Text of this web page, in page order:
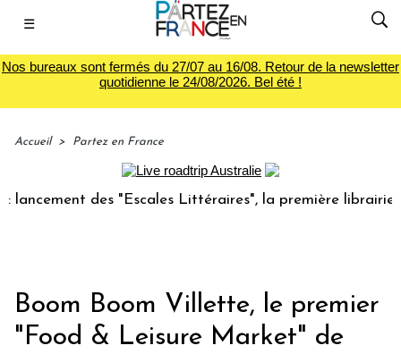
☰
Nos bureaux sont fermés du 27/07 au 16/08. Retour de la newsletter
quotidienne le 24/08/2026. Bel été !
Accueil > Partez en France
des "Escales Littéraires", la première librairie du
Boom Boom Villette, le premier
"Food & Leisure Market" de